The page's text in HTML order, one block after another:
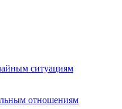
ситуациям
отношениям